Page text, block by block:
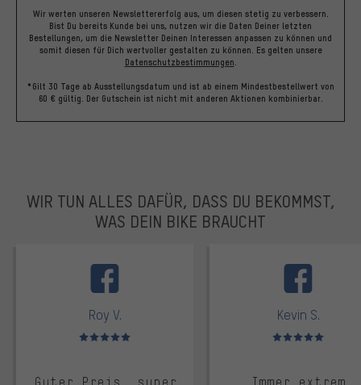
Wir werten unseren Newslettererfolg aus, um diesen stetig zu verbessern.
Bist Du bereits Kunde bei uns, nutzen wir die Daten Deiner letzten
Bestellungen, um die Newsletter Deinen Interessen anpassen zu können und
somit diesen für Dich wertvoller gestalten zu können. Es gelten unsere
Datenschutzbestimmungen
*Gilt 30 Tage ab Ausstellungsdatum und ist ab einem Mindestbestellwert von
60 € gültig. Der Gutschein ist nicht mit anderen Aktionen kombinierbar.
WIR TUN ALLES DAFÜR, DASS DU BEKOMMST,
WAS DEIN BIKE BRAUCHT
Roy V.
Bewertungen: 5 von 5
Kevin S.
Bewertungen: 5 von 5